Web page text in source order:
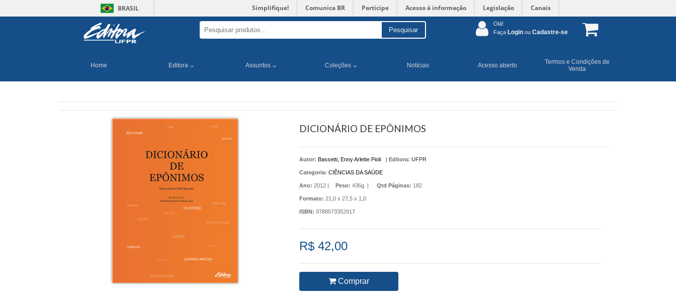
BRASIL Simplifique! Comunica BR Participe Acesso à informação Legislação Canais
Pesquisar
Olá!
Faça Login ou Cadastre-se
Home Editora Assuntos Coleções Notícias Acesso aberto
Termos e Condições de
Venda
DICIONÁRIO DE EPÔNIMOS
Autor: Bassetti, Enny Arlette Pioli | Editora: UFPR
Categoria: CIÊNCIAS DA SAÚDE
Ano: 2012 | Peso: 436g. | Qtd Páginas: 182
Formato: 21,0 x 27,5 x 1,0
ISBN: 9788573352917
R$ 42,00
Comprar